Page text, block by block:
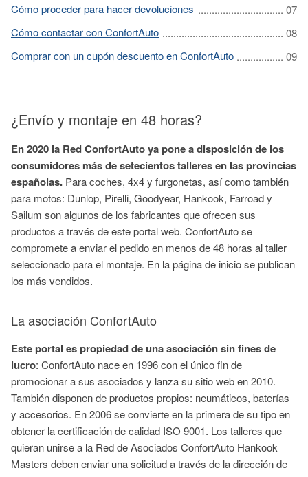
Cómo proceder para hacer devoluciones
Cómo contactar con ConfortAuto
Comprar con un cupón descuento en ConfortAuto
¿Envío y montaje en 48 horas?
En 2020 la Red ConfortAuto ya pone a disposición de los
consumidores más de setecientos talleres en las provincias
españolas. Para coches, 4x4 y furgonetas, así como también
para motos: Dunlop, Pirelli, Goodyear, Hankook, Farroad y
Sailum son algunos de los fabricantes que ofrecen sus
productos a través de este portal web. ConfortAuto se
compromete a enviar el pedido en menos de 48 horas al taller
seleccionado para el montaje. En la página de inicio se publican
los más vendidos.
La asociación ConfortAuto
Este portal es propiedad de una asociación sin fines de
lucro: ConfortAuto nace en 1996 con el único fin de
promocionar a sus asociados y lanza su sitio web en 2010.
También disponen de productos propios: neumáticos, baterías
y accesorios. En 2006 se convierte en la primera de su tipo en
obtener la certificación de calidad ISO 9001. Los talleres que
quieran unirse a la Red de Asociados ConfortAuto Hankook
Masters deben enviar una solicitud a través de la dirección de